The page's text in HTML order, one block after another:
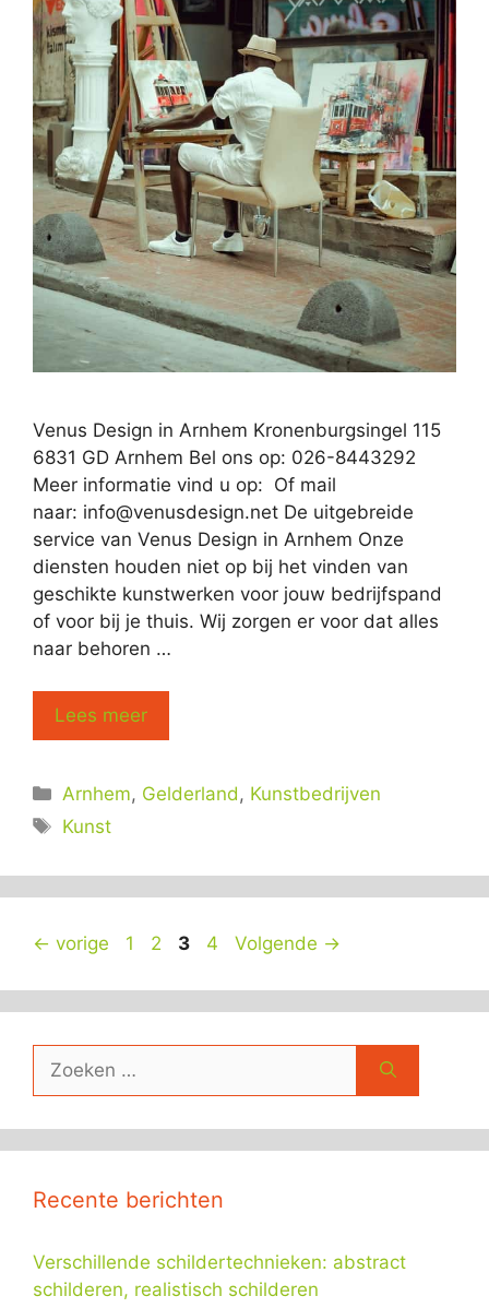
Venus Design in Arnhem Kronenburgsingel 115
6831 GD Arnhem Bel ons op: 026-8443292
Meer informatie vind u op: Of mail
naar: info@venusdesign.net De uitgebreide
service van Venus Design in Arnhem Onze
diensten houden niet op bij het vinden van
geschikte kunstwerken voor jouw bedrijfspand
of voor bij je thuis. Wij zorgen er voor dat alles
naar behoren …
Lees meer
Categorieën
Arnhem, Gelderland , Kunstbedrijven
Tags
Kunst
← vorige Pagina
1 Pagina
2 Pagina
3 Pagina
4 Volgende →
naar:
Recente berichten
Verschillende schildertechnieken: abstract
schilderen, realistisch schilderen